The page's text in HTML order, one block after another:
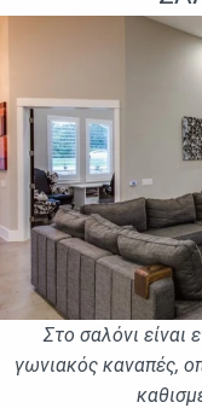
Στο σαλόνι είναι
γωνιακός καναπές,